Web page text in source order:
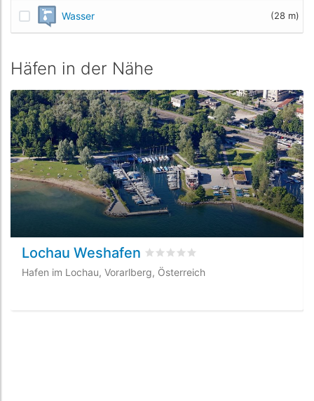
Wasser (28 m)
Häfen in der Nähe
Lochau Weshafen bewertet0
Hafen im Lochau, Vorarlberg, Österreich